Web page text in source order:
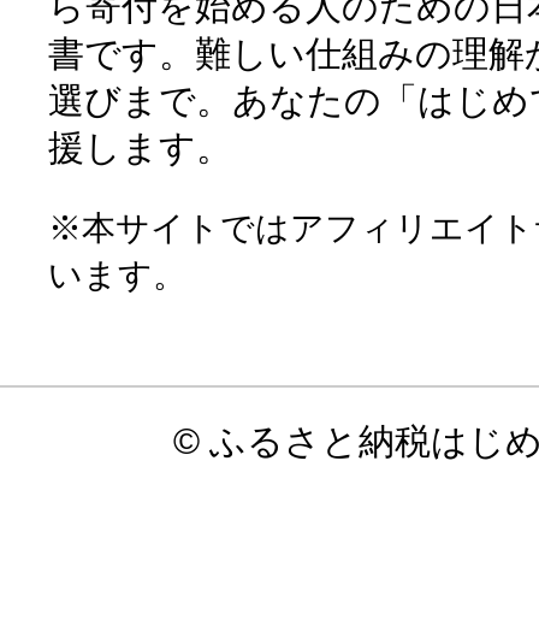
書です。難しい仕組みの理
選びまで。あなたの「はじ
援します。
※本サイトではアフィリエイ
います。
© ふるさと納税はじ